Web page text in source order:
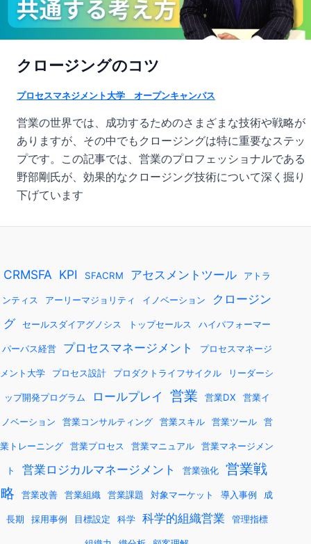
クロージングのコツ
プロセスマネジメント大学 オープンキャンパス
営業の世界では、成功するためのさまざまな技術や戦略が
ありますが、その中でもクロージングは特に重要なステッ
プです。この記事では、営業のプロフェッショナルである
野部剛氏が、効果的なクロージング技術について深く掘り
下げています
CRMSFA KPI SFACRM アセスメントツール アトラ
ンティス アーリーマジョリティ イノベーション
クロージン
グ
セールスダイアグノシス トップセールス ハイパフォーマー
パーパス経営 プロセスマネージメント プロセスマネージ
メント大学 プロセス設計 プロダクトライフサイクル リーダーシ
ップ開発プログラム ロールプレイ 営業 営業DX 営業イ
ノベーション 営業コンサルティング 営業スキル 営業ツール 営
業トレーニング 営業プロセス 営業マニュアル 営業マネージメン
ト 営業ロジカルマネージメント 営業強化
営業戦
略
営業改善 営業組織 営業課題 対象マーケット 導入事例 成
長期 採用事例 目標設定 科学 科学的組織営業 管理指標